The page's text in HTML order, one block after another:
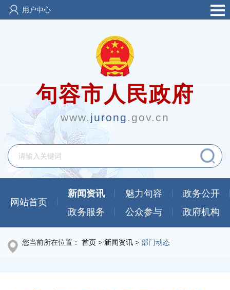
用户中心
句容市人民政府
www.jurong .gov.cn
网站首页
新闻资讯 魅力句容
政务公开
政务服务
公众参与 政府机构
您当前所在位置： 首页 > 新闻资讯 > 部门动态